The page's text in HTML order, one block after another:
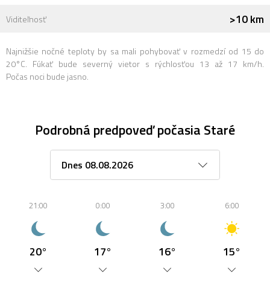
Viditeľnosť >10 km
Najnižšie nočné teploty by sa mali pohybovať v rozmedzí od 15 do
20°C. Fúkať bude severný vietor s rýchlosťou 13 až 17 km/h.
Počas noci bude jasno.
Podrobná predpoveď počasia Staré
21:00
20°
0:00
17°
3:00
16°
6:00
15°